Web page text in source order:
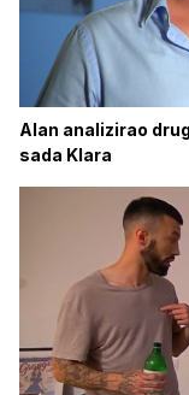
Alan analizirao
sada Klara